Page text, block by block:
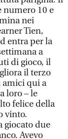
numero 10 e
nei
Tien,
entra per la
a
di gioco, il
il terzo
amici qui a
loro – le
felice della
vinto.
giocato due
Avevo